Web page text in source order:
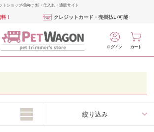
トショップ様向け 卸・仕入れ・通販サイト
！ クレジットカード・売掛払い可能
ログイン カート
絞り込み